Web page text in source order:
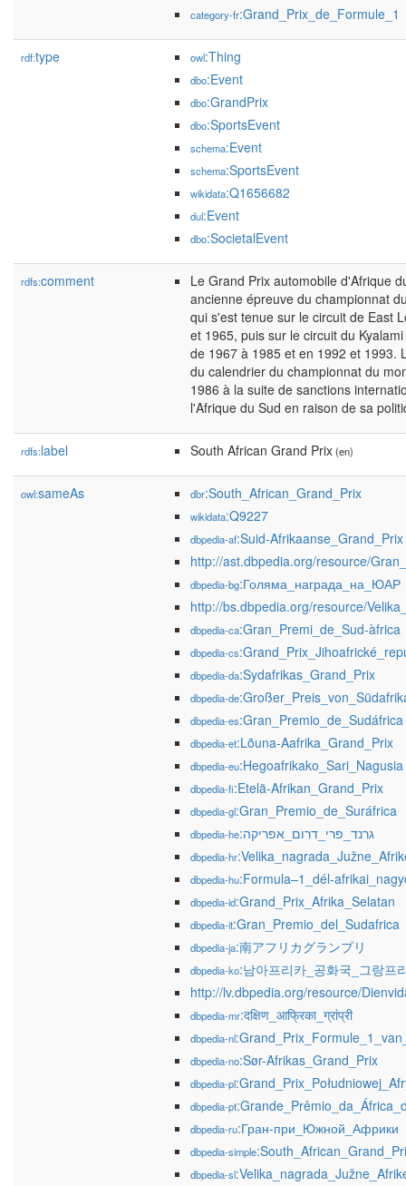
category-fr:Grand_Prix_de_Formule_1
rdf:type owl:Thing
dbo:Event
dbo:GrandPrix
dbo:SportsEvent
schema:Event
schema:SportsEvent
wikidata:Q1656682
dul:Event
dbo:SocietalEvent
rdfs:comment
Le Grand Prix automobile d'Afrique
ancienne épreuve du championnat
qui s'est tenue sur le circuit de East
et 1965, puis sur le circuit du
de 1967 à 1985 et en 1992 et 1993.
du calendrier du championnat du
1986 à la suite de sanctions
l'Afrique du Sud en raison de sa
rdfs:label South African Grand Prix(en)
owl:sameAs dbr:South_African_Grand_Prix
wikidata:Q9227
dbpedia-af:Suid-Afrikaanse_Grand_Prix
http://ast.dbpedia.org/resource/
dbpedia-bg:Голяма_награда_на_ЮАР
http://bs.dbpedia.org/resource/
dbpedia-ca:Gran_Premi_de_Sud-àfrica
dbpedia-cs
dbpedia-da:Sydafrikas_Grand_Prix
dbpedia-de
dbpedia-es:Gran_Premio_de_Sudáfrica
dbpedia-et:Lõuna-Aafrika_Grand_Prix
dbpedia-eu:Hegoafrikako_Sari_Nagusia
dbpedia-fi:Etelä-Afrikan_Grand_Prix
dbpedia-gl:Gran_Premio_de_Suráfrica
dbpedia-he :גרנד_פרי_דרום_אפריקה
dbpedia-hr
dbpedia-hu:Formula–1_dél-
dbpedia-id:Grand_Prix_Afrika_Selatan
dbpedia-it:Gran_Premio_del_Sudafrica
dbpedia-ja:南アフリカグランプリ
dbpedia-ko:남아프리카_공화국_그랑프
http://lv.dbpedia.org/resource/
dbpedia-mr:दक्षिण_आफ्रिका_ग्रांप्री
dbpedia-nl
dbpedia-no:Sør-Afrikas_Grand_Prix
dbpedia-pl
dbpedia-pt
dbpedia-ru:Гран-при_Южной_Африки
dbpedia-simple
dbpedia-sl